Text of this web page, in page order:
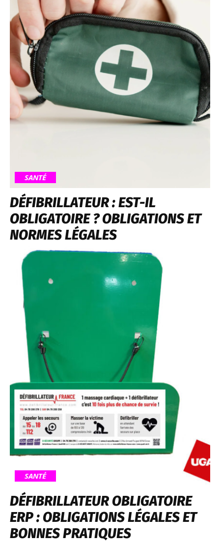
SANTÉ
DÉFIBRILLATEUR : EST-IL
OBLIGATOIRE ? OBLIGATIONS ET
NORMES LÉGALES
SANTÉ
DÉFIBRILLATEUR OBLIGATOIRE
ERP : OBLIGATIONS LÉGALES ET
BONNES PRATIQUES